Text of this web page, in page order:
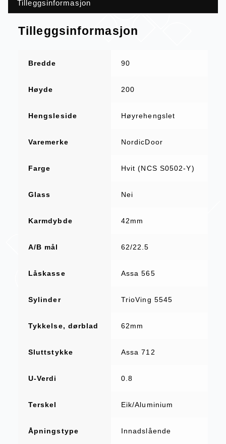
Tilleggsinformasjon
Tilleggsinformasjon
Bredde 90
Høyde 200
Hengsleside Høyrehengslet
Varemerke NordicDoor
Farge Hvit (NCS S0502-Y)
Glass Nei
Karmdybde 42mm
A/B mål 62/22.5
Låskasse Assa 565
Sylinder TrioVing 5545
Tykkelse, dørblad 62mm
Sluttstykke Assa 712
U-Verdi 0.8
Terskel Eik/Aluminium
Åpningstype Innadslående